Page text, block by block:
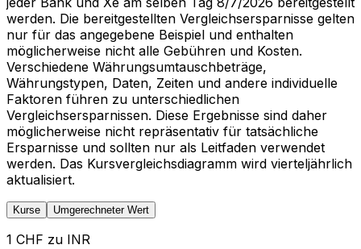
werden. Die bereitgestellten Vergleichsersparnisse gelten
nur für das angegebene Beispiel und enthalten
möglicherweise nicht alle Gebühren und Kosten.
Verschiedene Währungsumtauschbeträge,
Währungstypen, Daten, Zeiten und andere individuelle
Faktoren führen zu unterschiedlichen
Vergleichsersparnissen. Diese Ergebnisse sind daher
möglicherweise nicht repräsentativ für tatsächliche
Ersparnisse und sollten nur als Leitfaden verwendet
werden. Das Kursvergleichsdiagramm wird vierteljährlich
aktualisiert.
Kurse Umgerechneter Wert
1 CHF zu INR